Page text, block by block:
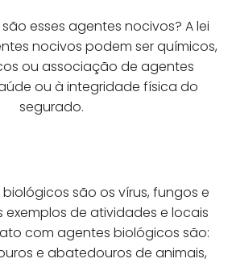
esses agentes nocivos? A lei
nocivos podem ser químicos,
ou associação de agentes
ou à integridade física do
segurado.
são os vírus, fungos e
exemplos de atividades e locais
com agentes biológicos são:
e abatedouros de animais,